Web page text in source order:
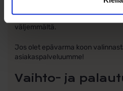
yleensä tiukemmalta, kun taas
väljemmältä.
Jos olet epävarma koon
asiakaspalveluumme!
Vaihto- ja